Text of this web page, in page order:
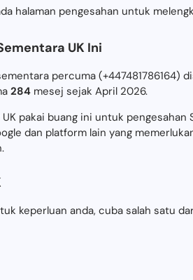
halaman pengesahan untuk
UK Ini
percuma (+447481786164)
284 mesej sejak April 2026.
pakai buang ini untuk
dan platform lain yang
keperluan anda, cuba salah satu